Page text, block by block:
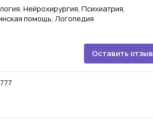
Нейрохирургия, Психиатрия,
помощь, Логопедия
Оставить отзыв